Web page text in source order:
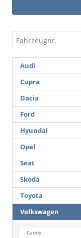
Fahrzeugnr.
Audi
Cupra
Dacia
Ford
Hyundai
Opel
Seat
Skoda
Toyota
Volkswagen
Caddy